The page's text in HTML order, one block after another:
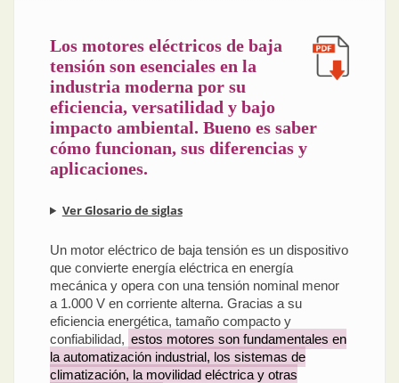
Los motores eléctricos de baja
tensión son esenciales en la
industria moderna por su
eficiencia, versatilidad y bajo
impacto ambiental. Bueno es saber
cómo funcionan, sus diferencias y
aplicaciones.
Ver Glosario de siglas
Un motor eléctrico de baja tensión es un dispositivo
que convierte energía eléctrica en energía
mecánica y opera con una tensión nominal menor
a 1.000 V en corriente alterna. Gracias a su
eficiencia energética, tamaño compacto y
confiabilidad, estos motores son fundamentales en
la automatización industrial, los sistemas de
climatización, la movilidad eléctrica y otras